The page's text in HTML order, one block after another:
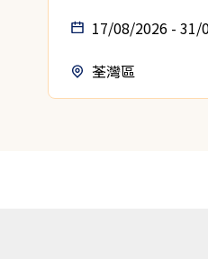
17/08/2026 - 31/
荃灣區